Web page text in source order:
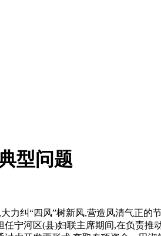
型问题
力纠“四风”树新风,营造风清气正
宁河区(县)妇联主席期间,在负责